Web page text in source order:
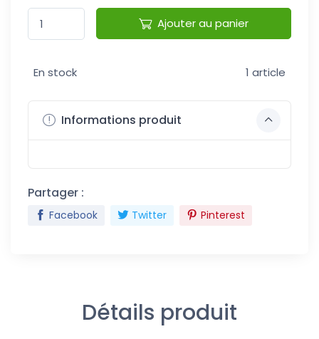
Ajouter au panier
En stock 1 article
Informations produit
Partager :
Facebook Twitter Pinterest
Détails produit